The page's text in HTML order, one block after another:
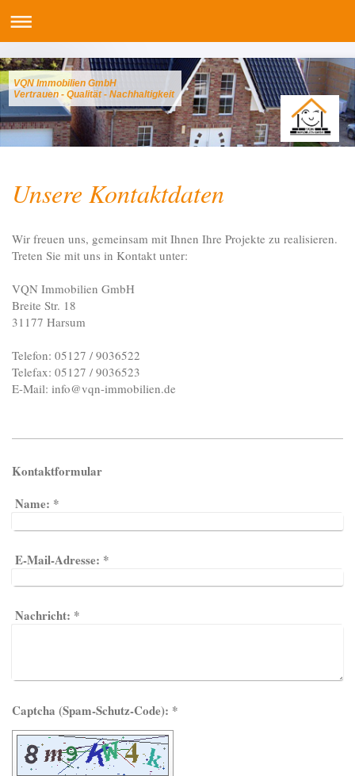
VQN Immobilien GmbH
Vertrauen - Qualität - Nachhaltigkeit
Unsere Kontaktdaten
Wir freuen uns, gemeinsam mit Ihnen Ihre Projekte zu realisieren.
Treten Sie mit uns in Kontakt unter:
VQN Immobilien GmbH
Breite Str. 18
31177 Harsum
Telefon: 05127 / 9036522
Telefax: 05127 / 9036523
E-Mail: info@vqn-immobilien.de
Kontaktformular
Name: *
E-Mail-Adresse: *
Nachricht: *
Captcha (Spam-Schutz-Code): *